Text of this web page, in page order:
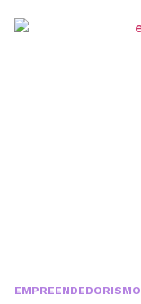
EMPREENDEDORISMO